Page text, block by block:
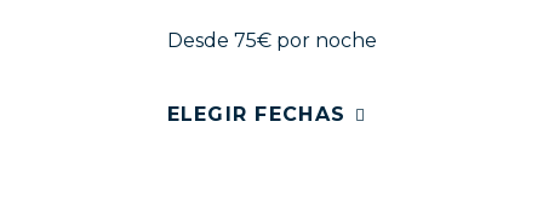
Desde 75€por noche
ELEGIR FECHAS